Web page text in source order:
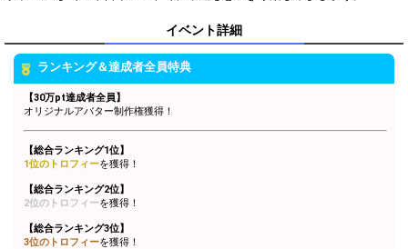
でリスナーさんと盛り上がろ
6 4000
SHOWグレード目標を語ろ
う！
7 7000
ルを見直してみよう！
8 10000
9 20000
イベント詳細
ランキング＆達成者全員特典
【30万pt達成者全員】
オリジナルアバター制作権獲得！
【総合ランキング1位】
1位のトロフィーを獲得！
【総合ランキング2位】
2位のトロフィーを獲得！
【総合ランキング3位】
3位のトロフィーを獲得！